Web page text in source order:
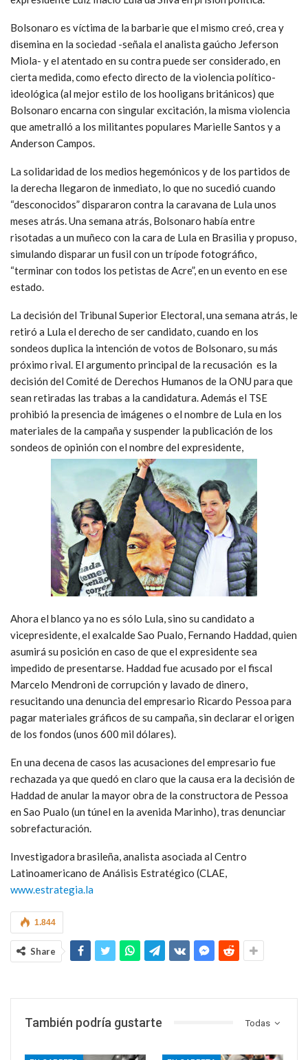
Bolsonaro es víctima de la barbarie que el mismo creó, crea y
disemina en la sociedad -señala el analista gaúcho Jeferson
Miola- y el atentado en su contra puede ser considerado, en
cierta medida, como efecto directo de la violencia político-
ideológica (al mejor estilo de los hooligans británicos) que
Bolsonaro encarna con singular excitación, la misma violencia
que ametralló a los militantes populares Marielle Santos y a
Anderson Campos.
La solidaridad de los medios hegemónicos y de los partidos de
la derecha llegaron de inmediato, lo que no sucedió cuando
“desconocidos” dispararon contra la caravana de Lula unos
meses atrás. Una semana atrás, Bolsonaro había entre
risotadas a un muñeco con la cara de Lula en Brasilia y propuso,
simulando disparar un fusil con un trípode fotográfico,
“terminar con todos los petistas de Acre”, en un evento en ese
estado.
La decisión del Tribunal Superior Electoral, una semana atrás, le
retiró a Lula el derecho de ser candidato, cuando en los
sondeos duplica la intención de votos de Bolsonaro, su más
próximo rival. El argumento principal de la recusación es la
decisión del Comité de Derechos Humanos de la ONU para que
sean retiradas las trabas a la candidatura. Además el TSE
prohibió la presencia de imágenes o el nombre de Lula en los
materiales de la campaña y suspender la publicación de los
sondeos de opinión con el nombre del expresidente,
Ahora el blanco ya no es sólo Lula, sino su candidato a
vicepresidente, el exalcalde Sao Pualo, Fernando Haddad, quien
asumirá su posición en caso de que el expresidente sea
impedido de presentarse. Haddad fue acusado por el fiscal
Marcelo Mendroni de corrupción y lavado de dinero,
resucitando una denuncia del empresario Ricardo Pessoa para
pagar materiales gráficos de su campaña, sin declarar el origen
de los fondos (unos 600 mil dólares).
En una decena de casos las acusaciones del empresario fue
rechazada ya que quedó en claro que la causa era la decisión de
Haddad de anular la mayor obra de la constructora de Pessoa
en Sao Pualo (un túnel en la avenida Marinho), tras denunciar
sobrefacturación.
Investigadora brasileña, analista asociada al Centro
Latinoamericano de Análisis Estratégico (CLAE,
www.estrategia.la
1.844
Share
Todas
También podría gustarte